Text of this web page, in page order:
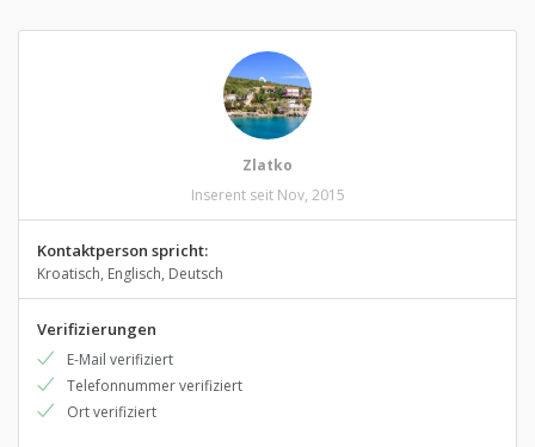
Zlatko
Inserent seit Nov, 2015
Kontaktperson spricht:
Kroatisch, Englisch, Deutsch
Verifizierungen
E-Mail verifiziert
Telefonnummer verifiziert
Ort verifiziert